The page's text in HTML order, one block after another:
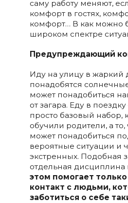
саму работу меняют,
комфорт в гостях,
комфорт… В как можно
широком спектре
Предупреждающий
Иду на улицу в жаркий
понадобятся
может понадобиться
от загара. Еду в
просто базовый набор,
обучили родители, а то,
может понадобиться
вероятные ситуации и
экстренных. Подобная
отдельная дисциплина
этом помогает
контакт с людьми,
заботиться о себе